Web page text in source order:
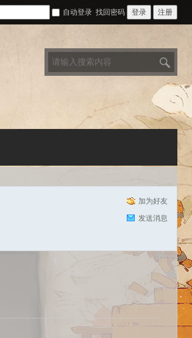
自动登录 找回密码 登录 注册
加为好友
发送消息